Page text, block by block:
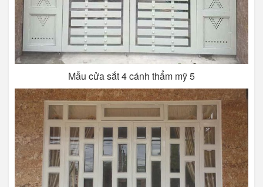
Mẫu cửa sắt 4 cánh thẩm mỹ 5